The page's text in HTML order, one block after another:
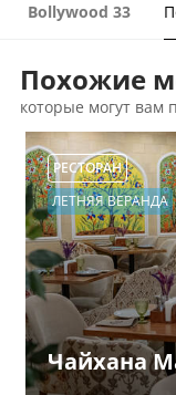
Bollywood 33
Похожие
которые могут вам
РЕСТОРАН
ЛЕТНЯЯ ВЕРАНДА
Чайхана